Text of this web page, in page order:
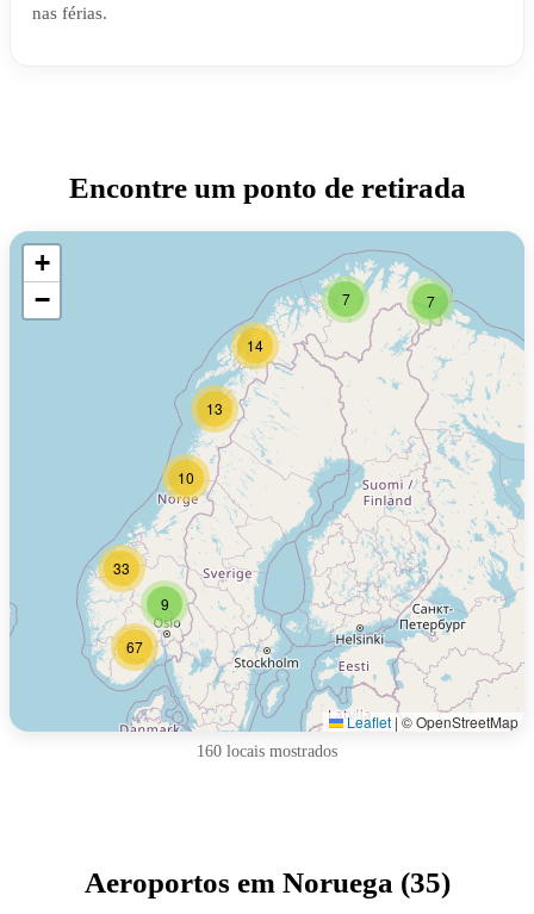
nas férias.
Encontre um ponto de retirada
10
13
7
14
7
9
67
33
+
−
Leaflet | © OpenStreetMap
160 locais mostrados
Aeroportos em Noruega (35)